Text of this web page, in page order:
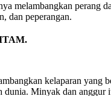
melambangkan
dan peperangan.
kelaparan yang
dunia. Minyak dan